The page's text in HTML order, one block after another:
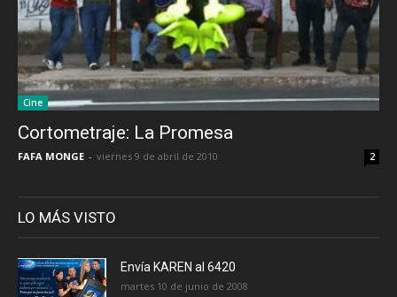
Cine
Cortometraje: La Promesa
FAFA MONGE - viernes 9 de abril de 2010 2
LO MÁS VISTO
Envía KAREN al 6420
martes 10 de junio de 2008